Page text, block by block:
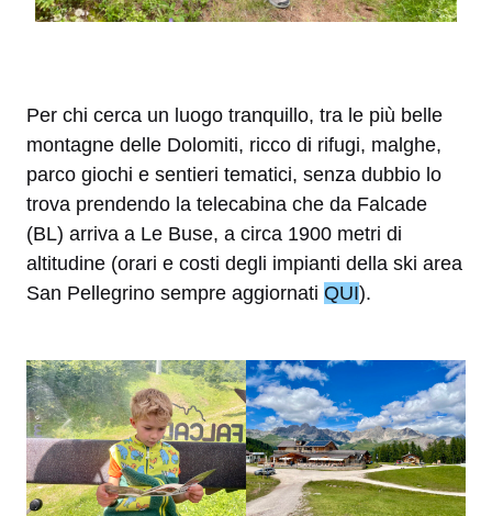
Per chi cerca un luogo tranquillo, tra le più belle
montagne delle Dolomiti, ricco di rifugi, malghe,
parco giochi e sentieri tematici, senza dubbio lo
trova prendendo la telecabina che da Falcade
(BL) arriva a Le Buse, a circa 1900 metri di
altitudine (orari e costi degli impianti della ski area
San Pellegrino sempre aggiornati QUI).